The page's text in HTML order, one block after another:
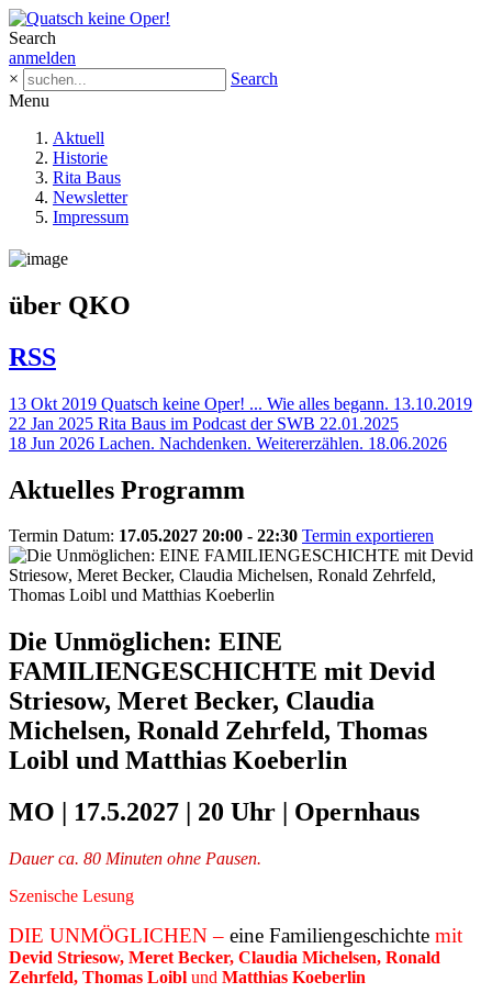
Search
anmelden
×
Search
Menu
Aktuell
Historie
Rita Baus
Newsletter
Impressum
über QKO
RSS
13 Okt 2019 Quatsch keine Oper! ... Wie alles begann. 13.10.2019
22 Jan 2025 Rita Baus im Podcast der SWB 22.01.2025
18 Jun 2026 Lachen. Nachdenken. Weitererzählen. 18.06.2026
Aktuelles Programm
Termin Datum: 17.05.2027 20:00 - 22:30 Termin exportieren
Die Unmöglichen: EINE
FAMILIENGESCHICHTE mit Devid
Striesow, Meret Becker, Claudia
Michelsen, Ronald Zehrfeld, Thomas
Loibl und Matthias Koeberlin
MO | 17.5.2027 | 20 Uhr | Opernhaus
Dauer ca. 80 Minuten ohne Pausen.
Szenische Lesung
DIE UNMÖGLICHEN – eine Familiengeschichte mit
Devid Striesow, Meret Becker, Claudia Michelsen, Ronald
Zehrfeld, Thomas Loibl und Matthias Koeberlin